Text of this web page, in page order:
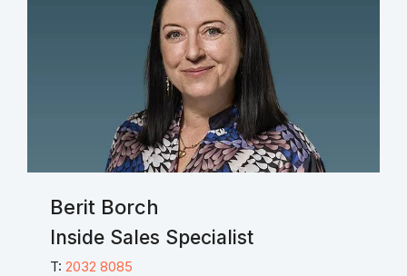
Berit Borch
Inside Sales Specialist
T: 2032 8085